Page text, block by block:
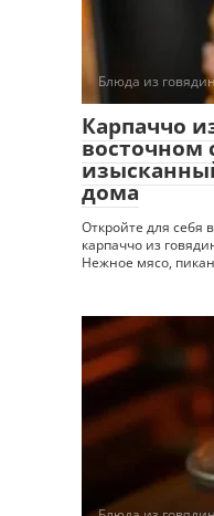
Блюда из
Карпаччо
восточном
дома
Откройте для себя
карпаччо из
Нежное мясо,